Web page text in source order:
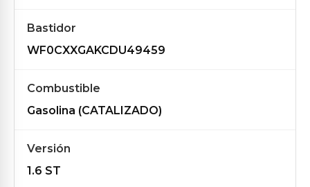
Bastidor
WF0CXXGAKCDU49459
Combustible
Gasolina (CATALIZADO)
Versión
1.6 ST